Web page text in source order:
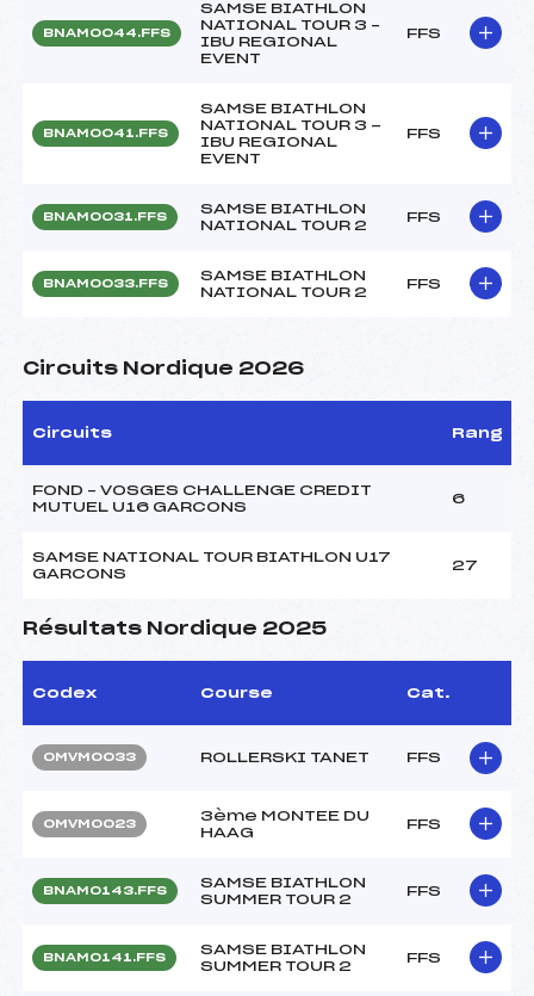
BNAM0044.FFS
SAMSE BIATHLON
NATIONAL TOUR 3 –
IBU REGIONAL
EVENT
FFS
BNAM0041.FFS
SAMSE BIATHLON
NATIONAL TOUR 3 -
IBU REGIONAL
EVENT
FFS
BNAM0031.FFS
SAMSE BIATHLON
NATIONAL TOUR 2
FFS
BNAM0033.FFS
SAMSE BIATHLON
NATIONAL TOUR 2
FFS
Circuits Nordique 2026
Circuits Rang
FOND – VOSGES CHALLENGE CREDIT
MUTUEL U16 GARCONS
6
SAMSE NATIONAL TOUR BIATHLON U17
GARCONS
27
Résultats Nordique 2025
Codex Course Cat.
OMVM0033 ROLLERSKI TANET FFS
OMVM0023
3ème MONTEE DU
HAAG
FFS
BNAM0143.FFS
SAMSE BIATHLON
SUMMER TOUR 2
FFS
BNAM0141.FFS
SAMSE BIATHLON
SUMMER TOUR 2
FFS